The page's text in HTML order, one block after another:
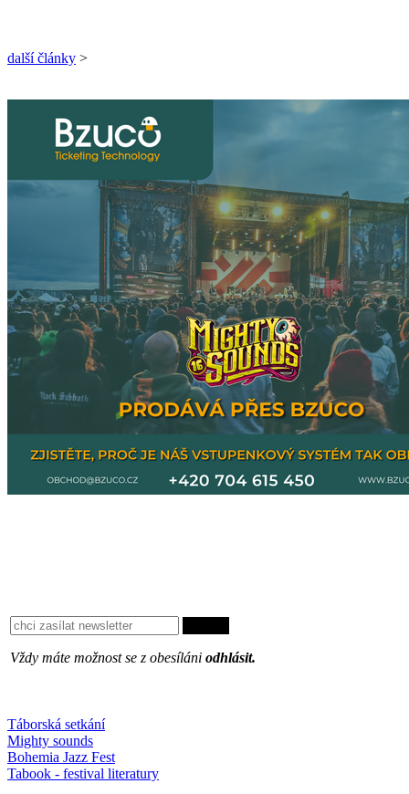
další články >
Vždy máte možnost se z obesíláni odhlásit.
Táborská setkání
Mighty sounds
Bohemia Jazz Fest
Tabook - festival literatury